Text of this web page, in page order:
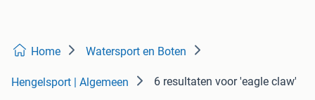
Home Watersport en Boten
Hengelsport | Algemeen 6 resultaten voor 'eagle claw'